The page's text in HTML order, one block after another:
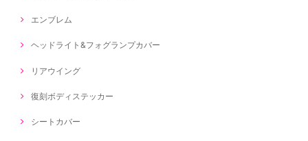
エンブレム
ヘッドライト&フォグランプカバー
リアウイング
復刻ボディステッカー
シートカバー